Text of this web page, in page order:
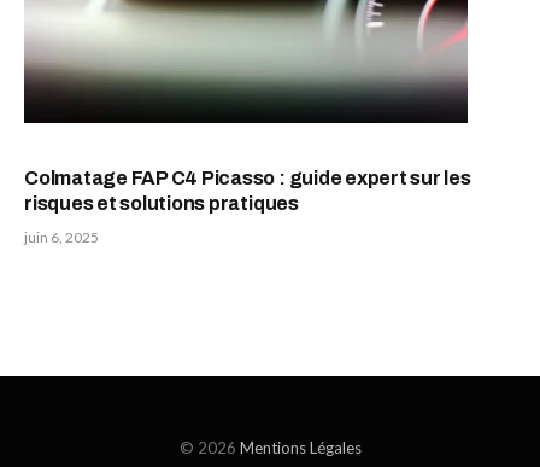
Colmatage FAP C4 Picasso : guide expert sur les
risques et solutions pratiques
juin 6, 2025
© 2026 Mentions Légales